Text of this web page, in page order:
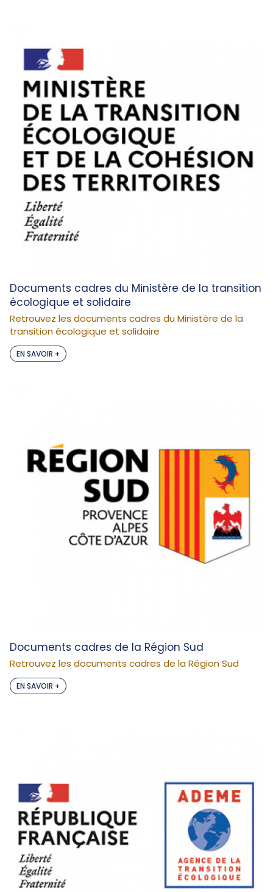
Documents cadres du Ministère de la transition
écologique et solidaire
Retrouvez les documents cadres du Ministère de la
transition écologique et solidaire
EN SAVOIR +
Documents cadres de la Région Sud
Retrouvez les documents cadres de la Région Sud
EN SAVOIR +